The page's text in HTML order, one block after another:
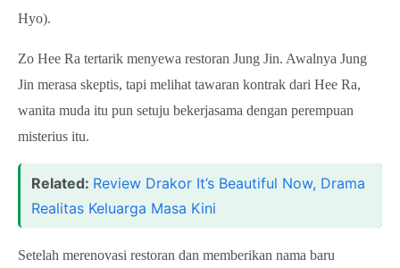
Hyo).
Zo Hee Ra tertarik menyewa restoran Jung Jin. Awalnya Jung
Jin merasa skeptis, tapi melihat tawaran kontrak dari Hee Ra,
wanita muda itu pun setuju bekerjasama dengan perempuan
misterius itu.
Related: Review Drakor It’s Beautiful Now, Drama
Realitas Keluarga Masa Kini
Setelah merenovasi restoran dan memberikan nama baru